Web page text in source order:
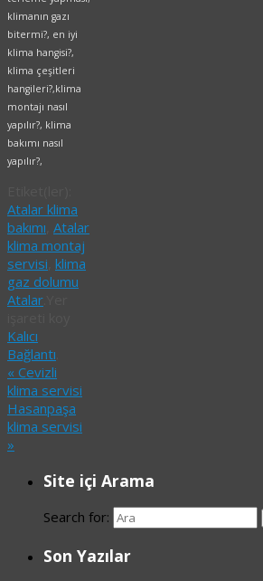
klimanın gazı
bitermi?, en iyi
klima hangisi?,
klima çeşitleri
hangileri?,klima
montajı nasıl
yapılır?, klima
bakımı nasıl
yapılır?,
Atalar klima
bakımı Atalar
klima montaj
servisi klima
gaz dolumu
Atalar
Kalıcı
Bağlantı
« Cevizli
klima servisi
Hasanpaşa
klima servisi
»
Site içi Arama
Search for:
Son Yazılar